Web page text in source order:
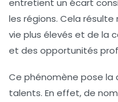
entretient un écart
les régions. Cela
vie plus élevés et de la
et des opportunités
Ce phénomène pose la
talents. En effet, de